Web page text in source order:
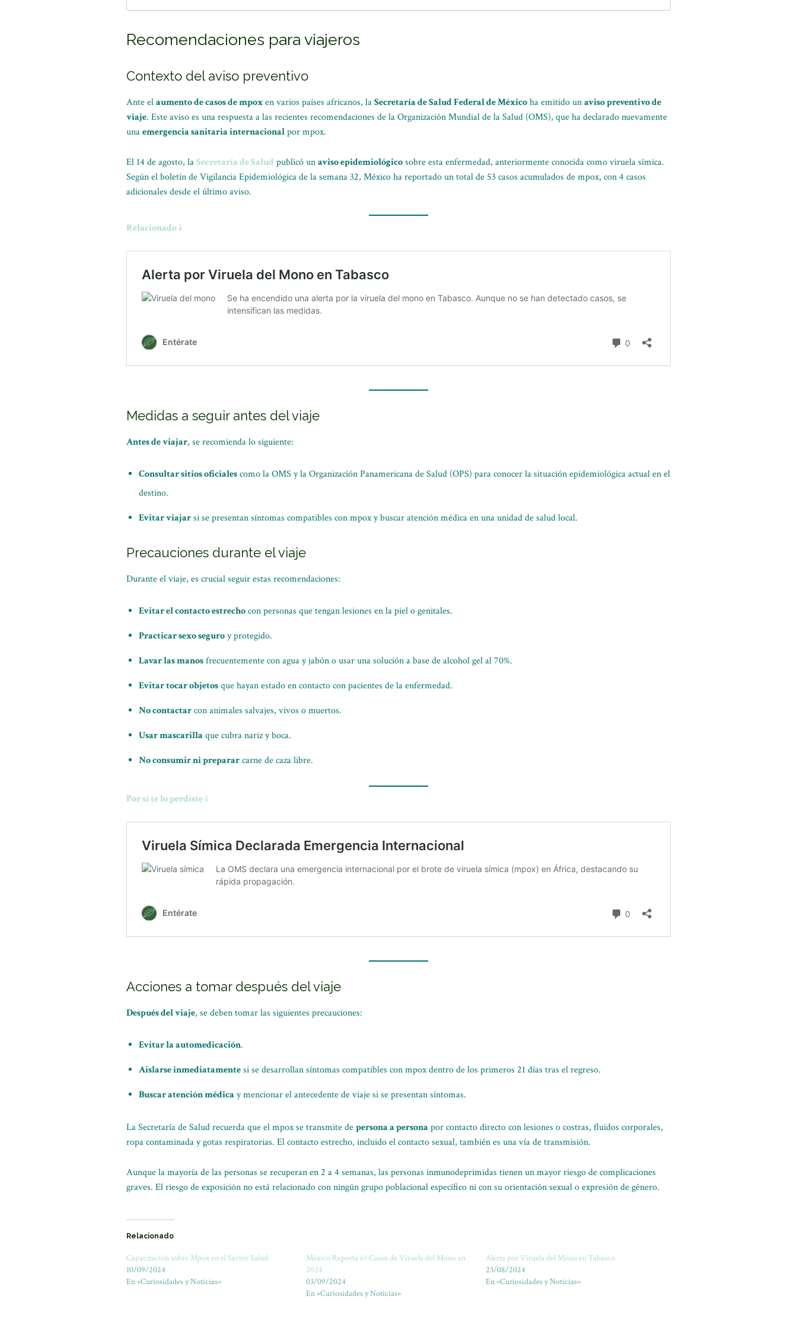
Recomendaciones para viajeros
Contexto del aviso preventivo
Ante elaumento de casos de mpoxen varios países africanos, laSecretaría de Salud Federal de Méxicoha emitido unaviso preventivo de
viaje. Este aviso es una respuesta a las recientes recomendaciones de la Organización Mundial de la Salud (OMS), que ha declarado nuevamente
unaemergencia sanitaria internacionalpor mpox.
El 14 de agosto, laSecretaría de Salud publicó unaviso epidemiológicosobre esta enfermedad, anteriormente conocida como viruela símica.
Según el boletín de Vigilancia Epidemiológica de la semana 32, México ha reportado un total de 53 casos acumulados de mpox, con 4 casos
adicionales desde el último aviso.
Relacionado ↓
Medidas a seguir antes del viaje
Antes de viajar, se recomienda lo siguiente:
Consultar sitios oficialescomo la OMS y la Organización Panamericana de Salud (OPS) para conocer la situación epidemiológica actual en el
destino.
Evitar viajarsi se presentan síntomas compatibles con mpox y buscar atención médica en una unidad de salud local.
Precauciones durante el viaje
Durante el viaje, es crucial seguir estas recomendaciones:
Evitar el contacto estrechocon personas que tengan lesiones en la piel o genitales.
Practicar sexo seguroy protegido.
Lavar las manosfrecuentemente con agua y jabón o usar una solución a base de alcohol gel al 70%.
Evitar tocar objetosque hayan estado en contacto con pacientes de la enfermedad.
No contactarcon animales salvajes, vivos o muertos.
Usar mascarilla que cubra nariz y boca.
No consumir ni prepararcarne de caza libre.
Por sí te lo perdiste ↓
Acciones a tomar después del viaje
Después del viaje, se deben tomar las siguientes precauciones:
Evitar la automedicación.
Aislarse inmediatamentesi se desarrollan síntomas compatibles con mpox dentro de los primeros 21 días tras el regreso.
Buscar atención médica y mencionar el antecedente de viaje si se presentan síntomas.
La Secretaría de Salud recuerda que el mpox se transmite depersona a persona por contacto directo con lesiones o costras, fluidos corporales,
ropa contaminada y gotas respiratorias. El contacto estrecho, incluido el contacto sexual, también es una vía de transmisión.
Aunque la mayoría de las personas se recuperan en 2 a 4 semanas, las personas inmunodeprimidas tienen un mayor riesgo de complicaciones
graves. El riesgo de exposición no está relacionado con ningún grupo poblacional específico ni con su orientación sexual o expresión de género.
Relacionado
Capacitación sobre Mpox en el Sector Salud
10/09/2024
En «Curiosidades y Noticias»
México Reporta 61 Casos de Viruela del Mono en
2024
03/09/2024
En «Curiosidades y Noticias»
Alerta por Viruela del Mono en Tabasco
23/08/2024
En «Curiosidades y Noticias»